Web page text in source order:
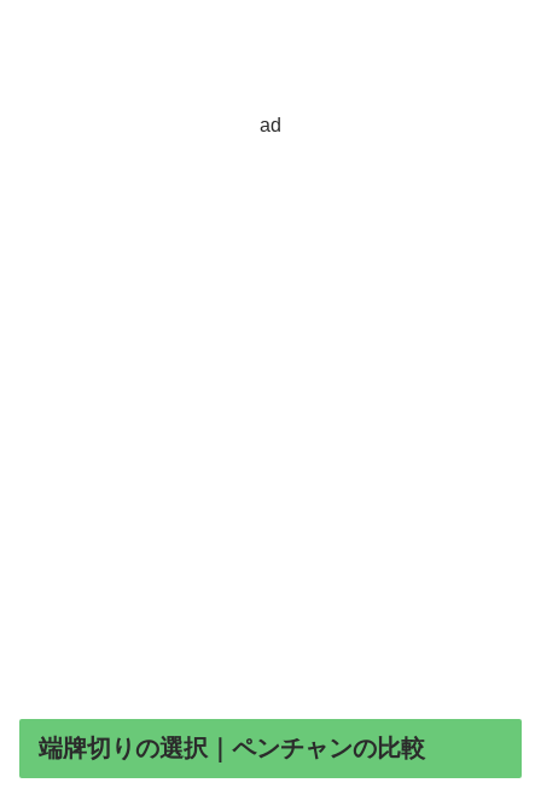
ad
端牌切りの選択｜ペンチャンの比較